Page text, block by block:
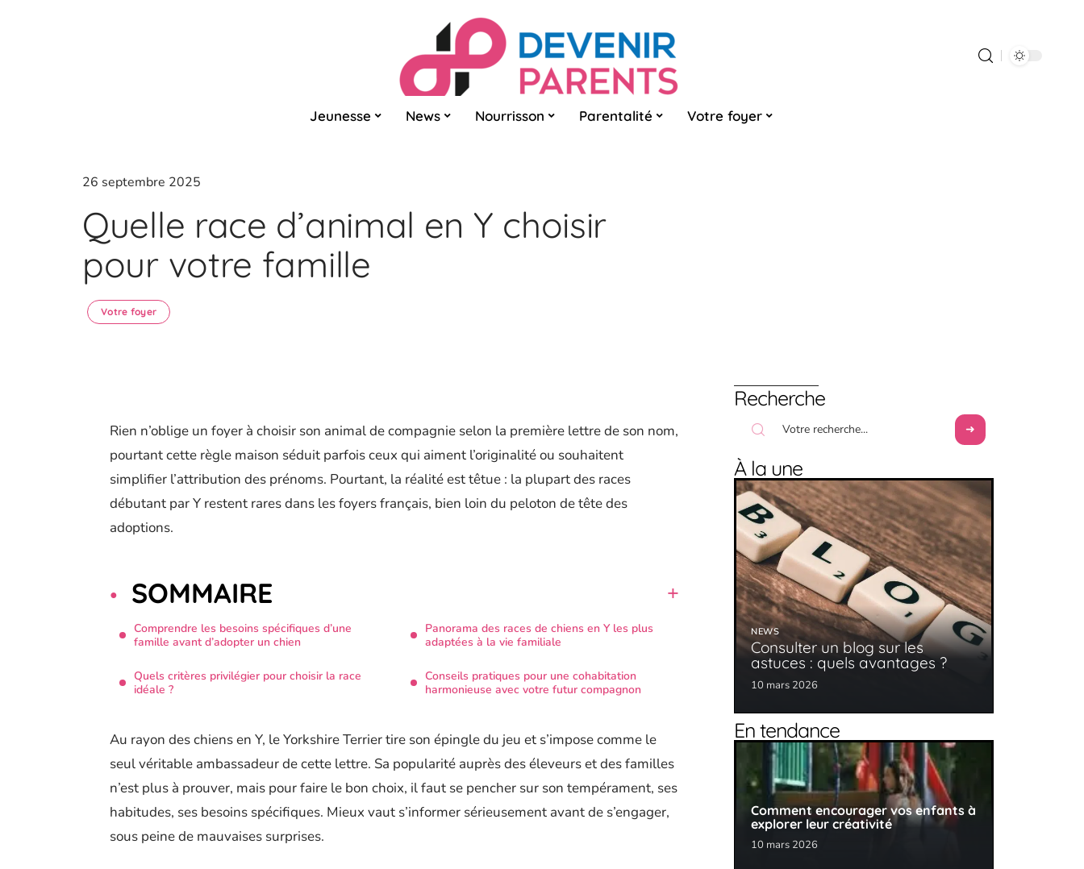
Jeunesse News Nourrisson Parentalité Votre foyer
26 septembre 2025
Quelle race d’animal en Y choisir
pour votre famille
Votre foyer
Rien n’oblige un foyer à choisir son animal de compagnie selon la première lettre de son nom,
pourtant cette règle maison séduit parfois ceux qui aiment l’originalité ou souhaitent
simplifier l’attribution des prénoms. Pourtant, la réalité est têtue : la plupart des races
débutant par Y restent rares dans les foyers français, bien loin du peloton de tête des
adoptions.
SOMMAIRE
Comprendre les besoins spécifiques d’une
famille avant d’adopter un chien
Quels critères privilégier pour choisir la race
idéale ?
Panorama des races de chiens en Y les plus
adaptées à la vie familiale
Conseils pratiques pour une cohabitation
harmonieuse avec votre futur compagnon
Au rayon des chiens en Y, le Yorkshire Terrier tire son épingle du jeu et s’impose comme le
seul véritable ambassadeur de cette lettre. Sa popularité auprès des éleveurs et des familles
n’est plus à prouver, mais pour faire le bon choix, il faut se pencher sur son tempérament, ses
habitudes, ses besoins spécifiques. Mieux vaut s’informer sérieusement avant de s’engager,
sous peine de mauvaises surprises.
Recherche
À la une
NEWS
Consulter un blog sur les
astuces : quels avantages ?
10 mars 2026
En tendance
Comment encourager vos enfants à
explorer leur créativité
10 mars 2026